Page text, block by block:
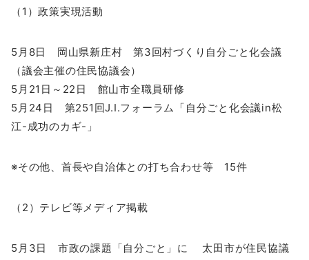
（1）政策実現活動
5月8日 岡山県新庄村 第3回村づくり自分ごと化会議
（議会主催の住民協議会）
5月21日～22日 館山市全職員研修
5月24日 第251回J.I.フォーラム「自分ごと化会議in松
江-成功のカギ-」
※その他、首長や自治体との打ち合わせ等 15件
（2）テレビ等メディア掲載
5月3日 市政の課題「自分ごと」に 太田市が住民協議